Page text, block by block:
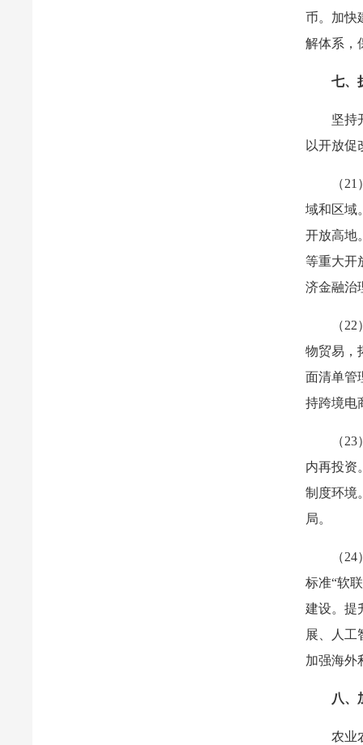
币。加快
解体系，
七、
坚持
以开放促
（
域和区域
开放高地
等重大开
济金融治
（
物贸易，
面清单管
持跨境电
（
内再投资
制度环境
局。
（
标准“软
建设。提
展、人工
加强海外
八、
农业